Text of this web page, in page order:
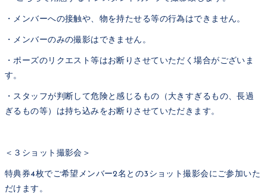
・メンバーへの接触や、物を持たせる等の行為はできません。
・メンバーのみの撮影はできません。
・ポーズのリクエスト等はお断りさせていただく場合がございま
す。
・スタッフが判断して危険と感じるもの（大きすぎるもの、長過
ぎるもの等）は持ち込みをお断りさせていただきます。
＜３ショット撮影会＞
特典券4枚でご希望メンバー2名との3ショット撮影会にご参加いた
だけます。